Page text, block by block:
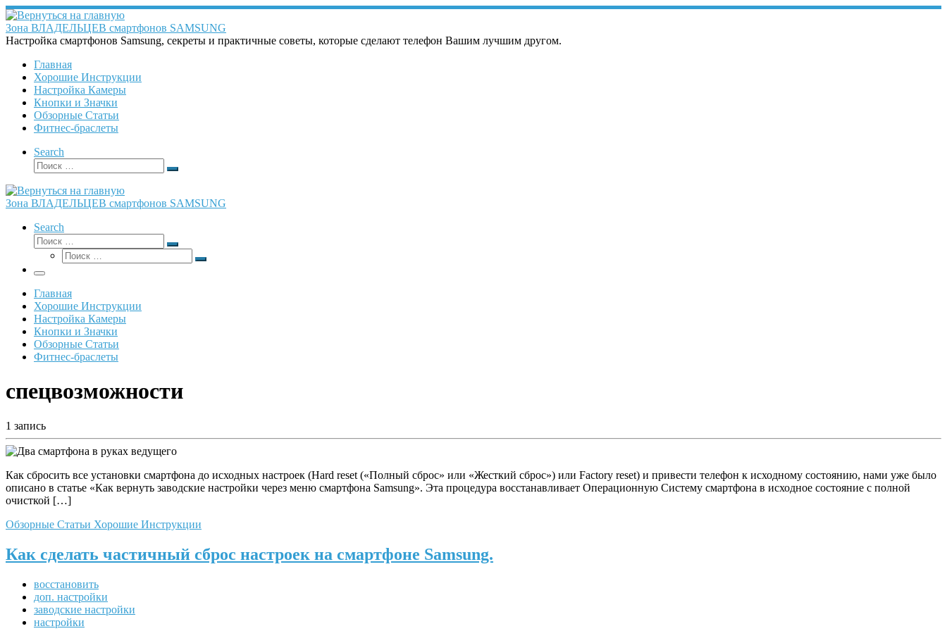
Перейти
к
содержимому
Зона ВЛАДЕЛЬЦЕВ смартфонов SAMSUNG
Настройка смартфонов Samsung, секреты и практичные советы, которые сделают телефон Вашим лучшим другом.
Главная
Хорошие Инструкции
Настройка Камеры
Кнопки и Значки
Обзорные Статьи
Фитнес-браслеты
Search
Поиск
Поиск
Зона ВЛАДЕЛЬЦЕВ смартфонов SAMSUNG
Search
Поиск
Поиск
Поиск
Поиск
Меню
Главная
Хорошие Инструкции
Настройка Камеры
Кнопки и Значки
Обзорные Статьи
Фитнес-браслеты
спецвозможности
1 запись
Как сбросить все установки смартфона до исходных настроек (Hard reset («Полный сброс» или «Жесткий сброс») или Factory reset) и привести телефон к исходному состоянию, нами уже было
описано в статье «Как вернуть заводские настройки через меню смартфона Samsung». Эта процедура восстанавливает Операционную Систему смартфона в исходное состояние с полной
очисткой […]
Обзорные Статьи Хорошие Инструкции
Как сделать частичный сброс настроек на смартфоне Samsung.
восстановить
доп. настройки
заводские настройки
настройки